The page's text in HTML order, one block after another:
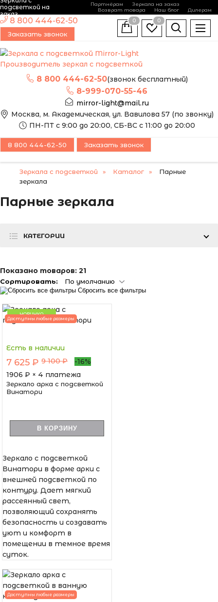
подсветкой на
заказ
Партнёрам
Зеркала на заказ
Возврат товара
Наш блог Дилерам
Производитель зеркал с подсветкой
8 800 444-62-50(звонок бесплатный)
8-999-070-55-46
mirror-light@mail.ru
Москва, м. Академическая, ул. Вавилова 57 (по звонку)
ПН-ПТ с 9:00 до 20:00, СБ-ВС с 11:00 до 20:00
8 800 444-62-50
Заказать звонок
0
0
8 800 444-62-50 Заказать звонок
Зеркала с подсветкой Каталог
Парные
зеркала
Парные зеркала
КАТЕГОРИИ
Показано товаров: 21
Сортировать: По умолчанию
Сбросить все фильтры
НОВИНКА
Доступны любые размеры
Есть в наличии
7 625 ₽ 9 100 ₽
-16%
1906 ₽ × 4 платежа
Зеркало арка с подсветкой
Винатори
В КОРЗИНУ
Зеркало с подсветкой
Винатори в форме арки с
внешней подсветкой по
контуру. Дает мягкий
рассеянный свет,
позволяющий сохранять
безопасность и создавать
уют и комфорт в
помещении в темное время
суток.
Доступны любые размеры